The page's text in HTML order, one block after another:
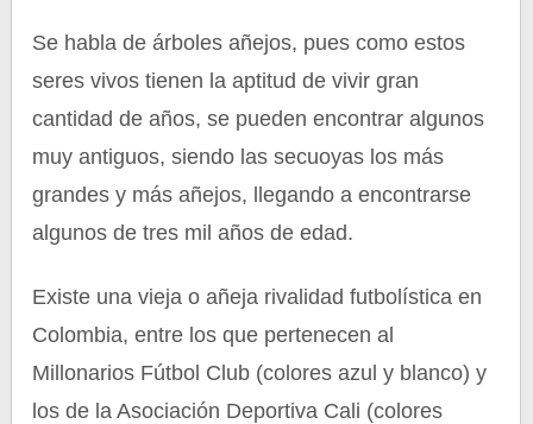
Se habla de árboles añejos, pues como estos
seres vivos tienen la aptitud de vivir gran
cantidad de años, se pueden encontrar algunos
muy antiguos, siendo las secuoyas los más
grandes y más añejos, llegando a encontrarse
algunos de tres mil años de edad.
Existe una vieja o añeja rivalidad futbolística en
Colombia, entre los que pertenecen al
Millonarios Fútbol Club (colores azul y blanco) y
los de la Asociación Deportiva Cali (colores